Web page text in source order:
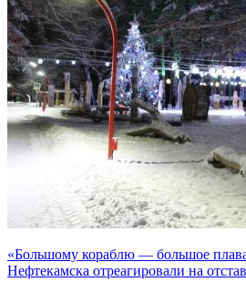
«Большому кораблю — большое
Нефтекамска отреагировали на